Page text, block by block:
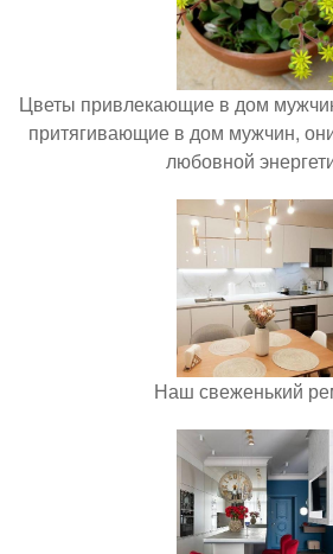
Цветы привлекающие в дом
притягивающие в дом мужчин,
любовной
Наш свеженький